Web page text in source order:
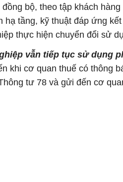
bộ, theo tập khách
hạ tầng, kỹ thuật đáp ứng
thực hiện chuyển đổi sử
vẫn tiếp tục sử dụng
khi cơ quan thuế có thông
tư 78 và gửi đến cơ